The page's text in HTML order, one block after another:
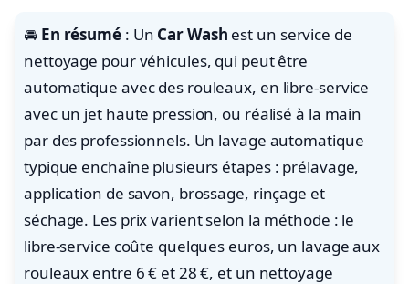
🚘 En résumé: Un Car Wash est un service de
nettoyage pour véhicules, qui peut être
automatique avec des rouleaux, en libre-service
avec un jet haute pression, ou réalisé à la main
par des professionnels. Un lavage automatique
typique enchaîne plusieurs étapes : prélavage,
application de savon, brossage, rinçage et
séchage. Les prix varient selon la méthode : le
libre-service coûte quelques euros, un lavage aux
rouleaux entre 6 € et 28 €, et un nettoyage